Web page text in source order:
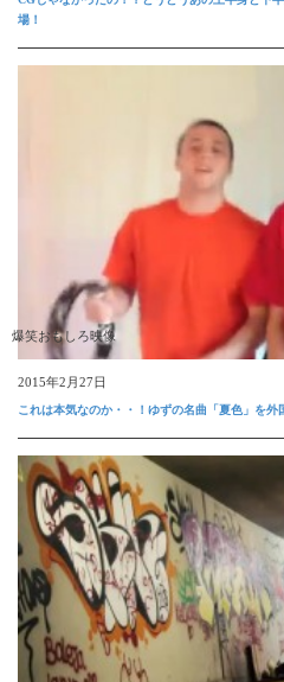
場！
爆笑おもしろ映像
2015年2月27日
これは本気なのか・・！ゆずの名曲「夏色」を外